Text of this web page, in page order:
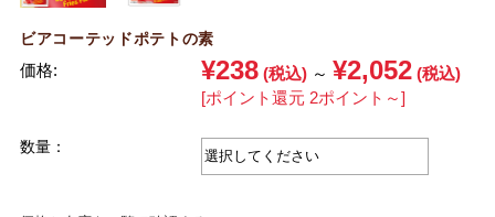
ビアコーテッドポテトの素
価格: ¥238 (税込) ～ ¥2,052 (税込)
[ポイント還元 2ポイント～]
数量：